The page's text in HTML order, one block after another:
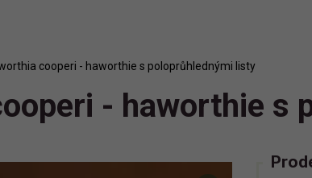
cooperi - haworthie s poloprůhlednými listy
- haworthie s